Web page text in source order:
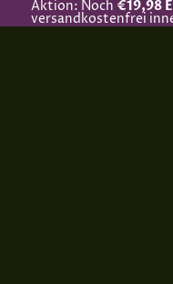
Aktion: Noch €19,98
versandkostenfrei